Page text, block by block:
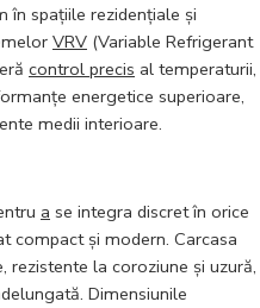
în spațiile rezidențiale și
VRV (Variable Refrigerant
control precis al temperaturii,
energetice superioare,
medii interioare.
a se integra discret în orice
compact și modern. Carcasa
rezistente la coroziune și uzură,
Dimensiunile